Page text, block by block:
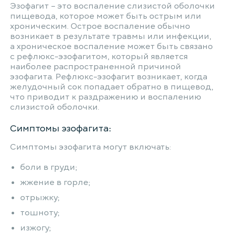
Эзофагит – это воспаление слизистой оболочки
пищевода, которое может быть острым или
хроническим. Острое воспаление обычно
возникает в результате травмы или инфекции,
а хроническое воспаление может быть связано
с рефлюкс-эзофагитом, который является
наиболее распространенной причиной
эзофагита. Рефлюкс-эзофагит возникает, когда
желудочный сок попадает обратно в пищевод,
что приводит к раздражению и воспалению
слизистой оболочки.
Симптомы эзофагита:
Симптомы эзофагита могут включать:
боли в груди;
жжение в горле;
отрыжку;
тошноту;
изжогу;